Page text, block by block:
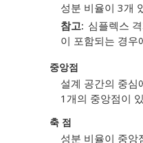
성분 비율이 3개
참고 심플렉스
이 포함되는 경우
중앙점
설계 공간의 중심
1개의 중앙점이
축 점
성분 비율이 중앙